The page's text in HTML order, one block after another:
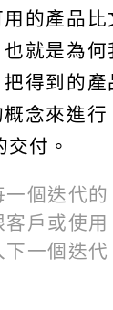
的產品比
就是為何
得到的產
念來進行
付。
個迭代的
戶或使用
一個迭代